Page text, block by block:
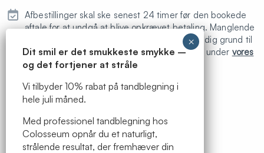
Implantat inkl. krone
Fra
2500
Knogleopbygning
2625-
RFS bidskinne
Hjemmeblegning (tekst skinne set og 3 stk.
blege gel)
Afbestillinger skal ske senest 24 timer før den bookede
aftale for at undgå at blive opkrævet betaling. Manglende
modtagelse af en SMS-besked er ikke en gyldig grund til
ikke at betale for et mistet besøg. Læs mere under vores
priser
Det er os, du møder
Dit smil er det smukkeste smykke –
og det fortjener at stråle
Vi tilbyder 10% rabat på tandblegning i
hele juli måned.
Med professionel tandblegning hos
Colosseum opnår du et naturligt,
strålende resultat, der fremhæver din
Lukket i påsken
Vi gør opmærksom på at klinikken
holder åbent, som vi plejer på normale
åbningsdage.